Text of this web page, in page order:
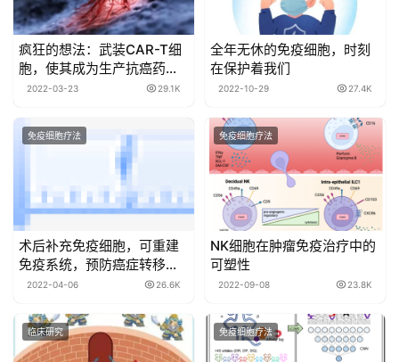
疯狂的想法：武装CAR-T细
胞，使其成为生产抗癌药物
的“微型药房”
2022-03-23 29.1K
全年无休的免疫细胞，时刻
在保护着我们
2022-10-29 27.4K
免疫细胞疗法
术后补充免疫细胞，可重建
免疫系统，预防癌症转移复
发！
2022-04-06 26.6K
免疫细胞疗法
NK细胞在肿瘤免疫治疗中的
可塑性
2022-09-08 23.8K
临床研究 免疫细胞疗法